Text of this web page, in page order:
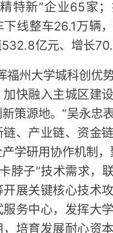
特新”企业65家
线整车26.1万辆
亿元、增长
福州大学城科创优
快融入主城区建
策源地。”吴永忠
、产业链、资金
学研用协作机制
脖子”技术需求，
展关键核心技术
务中心，发挥大
培育发展耐心资